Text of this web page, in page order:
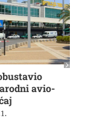
avio-